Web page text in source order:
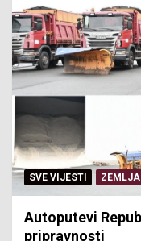
SVE VIJESTI ZEMLJA
Autoputevi
pripravnosti